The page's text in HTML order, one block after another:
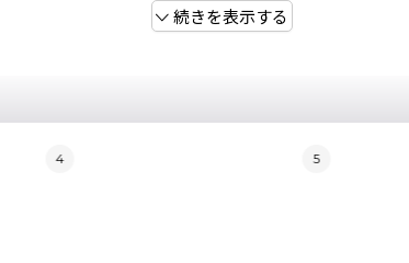
続きを表示する
4 5